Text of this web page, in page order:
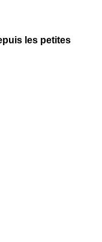
les petites